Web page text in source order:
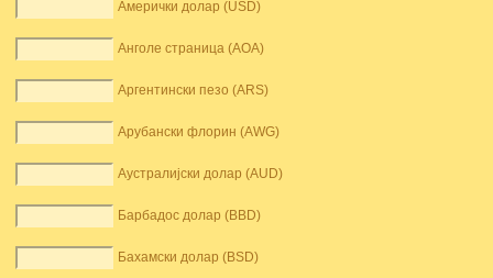
Амерички долар (USD)
Анголе страница (AOA)
Аргентински пезо (ARS)
Арубански флорин (AWG)
Аустралијски долар (AUD)
Барбадос долар (BBD)
Бахамски долар (BSD)